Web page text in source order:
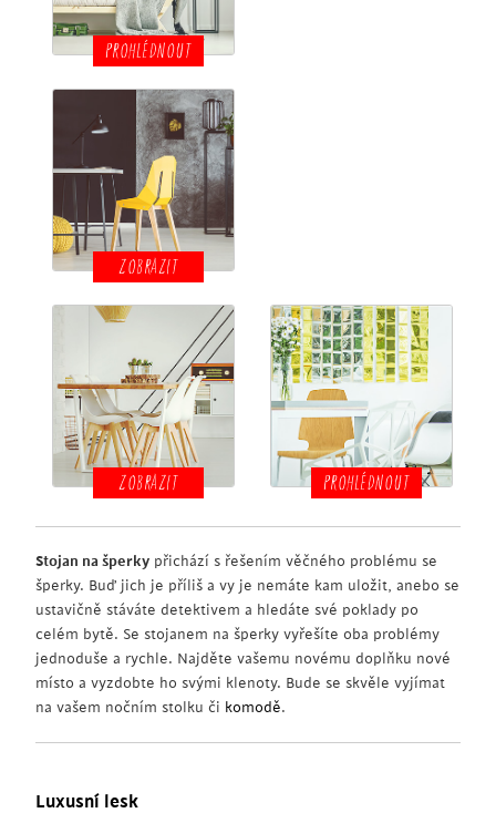
PROHLÉDNOUT
ZOBRAZIT
ZOBRAZIT PROHLÉDNOUT
Stojan na šperky přichází s řešením věčného problému se
šperky. Buď jich je příliš a vy je nemáte kam uložit, anebo se
ustavičně stáváte detektivem a hledáte své poklady po
celém bytě. Se stojanem na šperky vyřešíte oba problémy
jednoduše a rychle. Najděte vašemu novému doplňku nové
místo a vyzdobte ho svými klenoty. Bude se skvěle vyjímat
na vašem nočním stolku či komodě.
Luxusní lesk